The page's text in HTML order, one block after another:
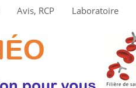
Avis, RCP Laboratoire